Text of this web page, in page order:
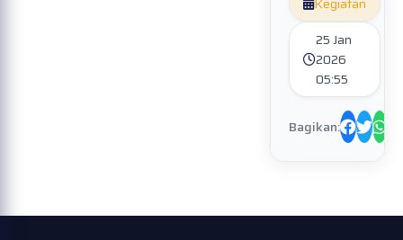
Kegiatan
25 Jan
2026
05:55
Bagikan: